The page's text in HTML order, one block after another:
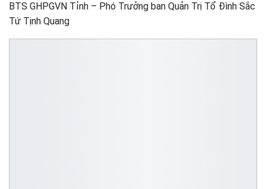
BTS GHPGVN Tỉnh – Phó Trưởng ban Quản Trị Tổ Đình Sắc
Tứ Tịnh Quang